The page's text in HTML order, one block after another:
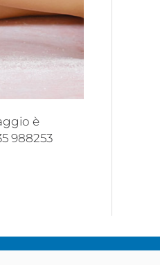
è
988253